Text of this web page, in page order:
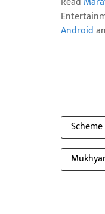
Android
Scheme